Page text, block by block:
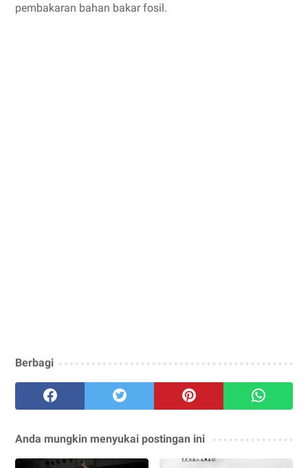
pembakaran bahan bakar fosil.
Berbagi
Anda mungkin menyukai postingan ini